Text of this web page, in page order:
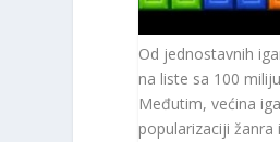
Od jednostavnih
na liste sa 100
Međutim, većina
popularizaciji